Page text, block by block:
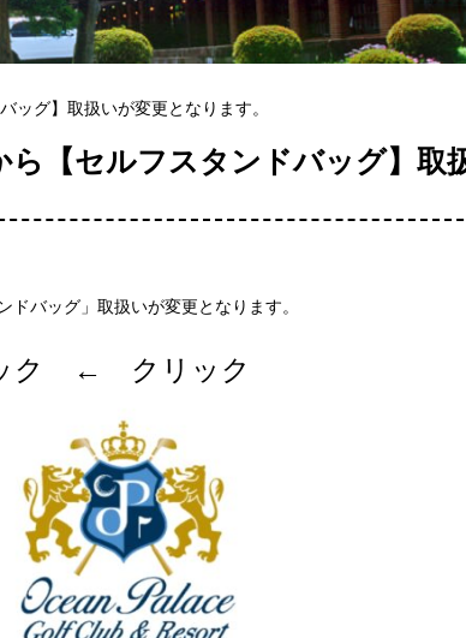
グ】取扱いが変更となります。
【セルフスタンドバッグ】取
バッグ」取扱いが変更となります。
ク ← クリック